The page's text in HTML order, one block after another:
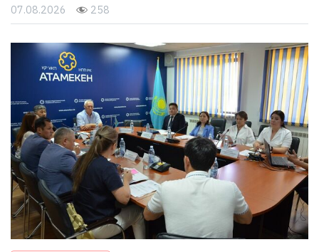
07.08.2026 258